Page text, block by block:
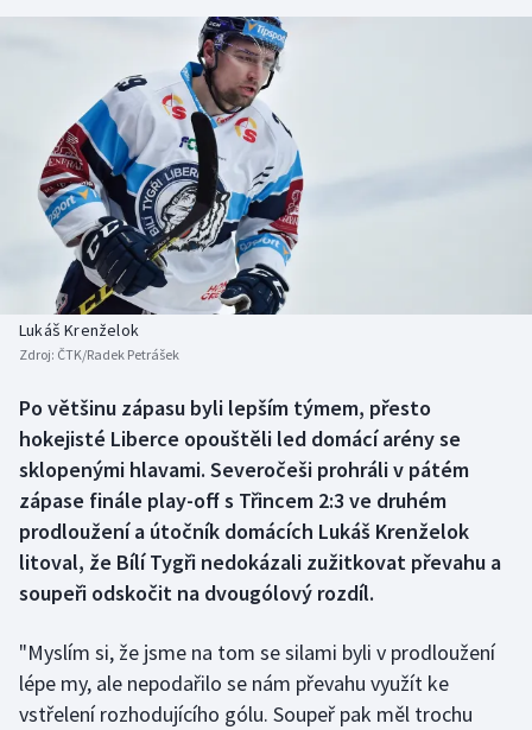
Americký fotbal
Baseball a softbal
Basketbal
Biatlon
Boby a skeleton
Box
Curling
Dostihy
Florbal
Golf
NEPŘEHLÉDNĚTE
Soutěže
Historické návraty
Aplikace ČT sport
AZ kvíz
Lukáš Krenželok
Zdroj: ČTK/Radek Petrášek
Po většinu zápasu byli lepším týmem, přesto
hokejisté Liberce opouštěli led domácí arény se
sklopenými hlavami. Severočeši prohráli v pátém
zápase finále play-off s Třincem 2:3 ve druhém
prodloužení a útočník domácích Lukáš Krenželok
litoval, že Bílí Tygři nedokázali zužitkovat převahu a
soupeři odskočit na dvougólový rozdíl.
"Myslím si, že jsme na tom se silami byli v prodloužení
lépe my, ale nepodařilo se nám převahu využít ke
vstřelení rozhodujícího gólu. Soupeř pak měl trochu